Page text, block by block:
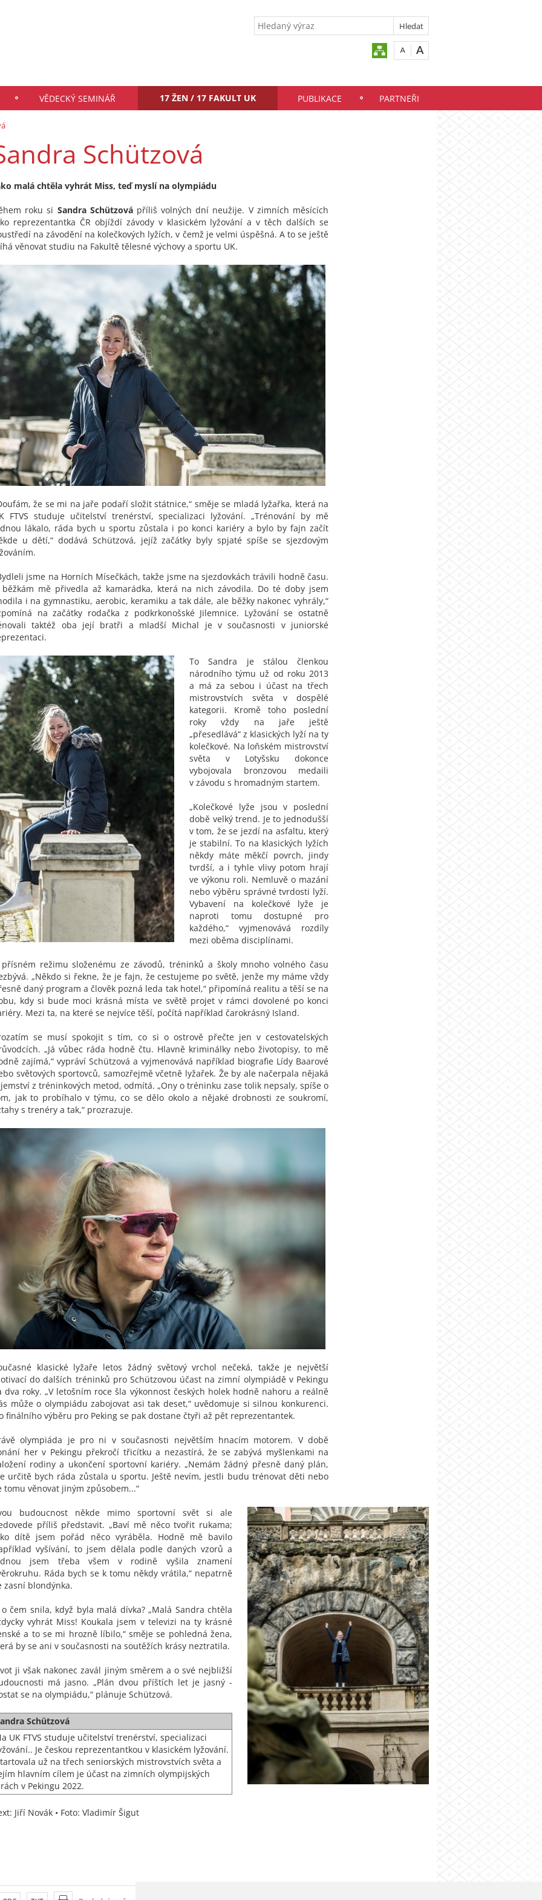
VĚDECKÝ SEMINÁŘ 17 ŽEN / 17 FAKULT UK PUBLIKACE PARTNEŘI
Schützová
malá chtěla vyhrát Miss, teď myslí na olympiádu
roku si Sandra Schützovápříliš volných dní neužije. V zimních měsících
reprezentantka ČR objíždí závody v klasickém lyžování a v těch dalších se
na závodění na kolečkových lyžích, v čemž je velmi úspěšná. A to se ještě
věnovat studiu na Fakultě tělesné výchovy a sportu UK.
že se mi na jaře podaří složit státnice,“ směje se mladá lyžařka, která na
FTVS studuje učitelství trenérství, specializaci lyžování. „Trénování by mě
lákalo, ráda bych u sportu zůstala i po konci kariéry a bylo by fajn začít
u dětí,“ dodává Schützová, jejíž začátky byly spjaté spíše se sjezdovým
jsme na Horních Mísečkách, takže jsme na sjezdovkách trávili hodně času.
běžkám mě přivedla až kamarádka, která na nich závodila. Do té doby jsem
i na gymnastiku, aerobic, keramiku a tak dále, ale běžky nakonec vyhrály,“
na začátky rodačka z podkrkonošské Jilemnice. Lyžování se ostatně
taktéž oba její bratři a mladší Michal je v současnosti v juniorské
To Sandra je stálou členkou
národního týmu už od roku 2013
a má za sebou i účast na třech
mistrovstvích světa v dospělé
kategorii. Kromě toho poslední
roky vždy na jaře ještě
„přesedlává“ z klasických lyží na ty
kolečkové. Na loňském mistrovství
světa v Lotyšsku dokonce
vybojovala bronzovou medaili
v závodu s hromadným startem.
„Kolečkové lyže jsou v poslední
době velký trend. Je to jednodušší
v tom, že se jezdí na asfaltu, který
je stabilní. To na klasických lyžích
někdy máte měkčí povrch, jindy
tvrdší, a i tyhle vlivy potom hrají
ve výkonu roli. Nemluvě o mazání
nebo výběru správné tvrdosti lyží.
Vybavení na kolečkové lyže je
naproti tomu dostupné pro
každého,“ vyjmenovává rozdíly
mezi oběma disciplínami.
režimu složenému ze závodů, tréninků a školy mnoho volného času
„Někdo si řekne, že je fajn, že cestujeme po světě, jenže my máme vždy
daný program a člověk pozná leda tak hotel,“ připomíná realitu a těší se na
kdy si bude moci krásná místa ve světě projet v rámci dovolené po konci
Mezi ta, na které se nejvíce těší, počítá například čarokrásný Island.
se musí spokojit s tím, co si o ostrově přečte jen v cestovatelských
„Já vůbec ráda hodně čtu. Hlavně kriminálky nebo životopisy, to mě
zajímá,“ vypráví Schützová a vyjmenovává například biografie Lídy Baarové
světových sportovců, samozřejmě včetně lyžařek. Že by ale načerpala nějaká
z tréninkových metod, odmítá. „Ony o tréninku zase tolik nepsaly, spíše o
jak to probíhalo v týmu, co se dělo okolo a nějaké drobnosti ze soukromí,
s trenéry a tak,“ prozrazuje.
klasické lyžaře letos žádný světový vrchol nečeká, takže je největší
do dalších tréninků pro Schützovou účast na zimní olympiádě v Pekingu
dva roky. „V letošním roce šla výkonnost českých holek hodně nahoru a reálně
může o olympiádu zabojovat asi tak deset,“ uvědomuje si silnou konkurenci.
finálního výběru pro Peking se pak dostane čtyři až pět reprezentantek.
olympiáda je pro ni v současnosti největším hnacím motorem. V době
her v Pekingu překročí třicítku a nezastírá, že se zabývá myšlenkami na
rodiny a ukončení sportovní kariéry. „Nemám žádný přesně daný plán,
určitě bych ráda zůstala u sportu. Ještě nevím, jestli budu trénovat děti nebo
tomu věnovat jiným způsobem...“
budoucnost někde mimo sportovní svět si ale
příliš představit. „Baví mě něco tvořit rukama;
dítě jsem pořád něco vyráběla. Hodně mě bavilo
vyšívání, to jsem dělala podle daných vzorů a
jsem třeba všem v rodině vyšila znamení
Ráda bych se k tomu někdy vrátila,“ nepatrně
zasní blondýnka.
čem snila, když byla malá dívka? „Malá Sandra chtěla
vyhrát Miss! Koukala jsem v televizi na ty krásné
a to se mi hrozně líbilo,“ směje se pohledná žena,
by se ani v současnosti na soutěžích krásy neztratila.
ji však nakonec zavál jiným směrem a o své nejbližší
má jasno. „Plán dvou příštích let je jasný -
se na olympiádu,“ plánuje Schützová.
Schützová
UK FTVS studuje učitelství trenérství, specializaci
Je českou reprezentantkou v klasickém lyžování.
už na třech seniorských mistrovstvích světa a
hlavním cílem je účast na zimních olympijských
v Pekingu 2022.
Jiří Novák • Foto: Vladimír Šigut